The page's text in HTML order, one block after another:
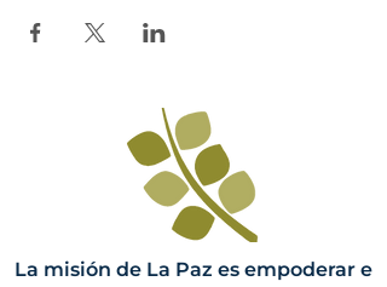
La misión de La Paz es empoderar e